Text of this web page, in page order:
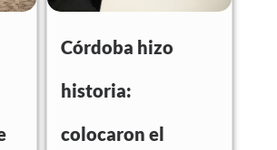
Córdoba hizo
historia:
colocaron el